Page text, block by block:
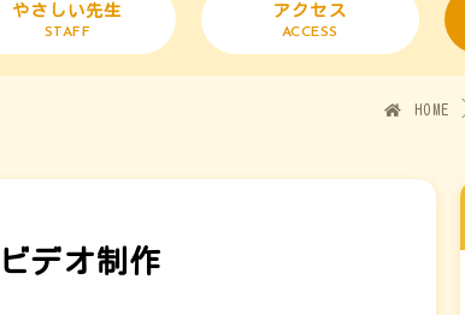
やさしい先生
STAFF
アクセス
ACCESS
HOME
デオ制作